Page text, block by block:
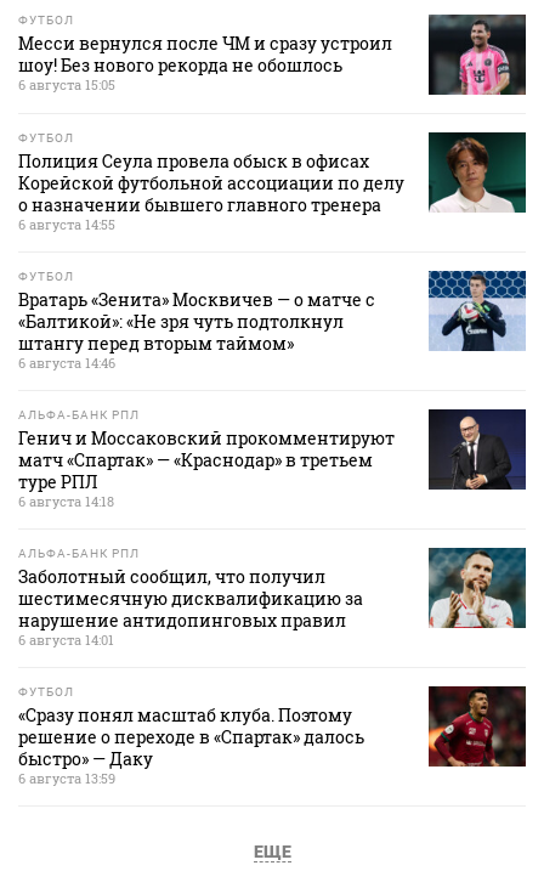
ФУТБОЛ
Месси вернулся после ЧМ и сразу устроил
шоу! Без нового рекорда не обошлось
6 августа 15:05
ФУТБОЛ
Полиция Сеула провела обыск в офисах
Корейской футбольной ассоциации по делу
о назначении бывшего главного тренера
6 августа 14:55
ФУТБОЛ
Вратарь «Зенита» Москвичев — о матче с
«Балтикой»: «Не зря чуть подтолкнул
штангу перед вторым таймом»
6 августа 14:46
АЛЬФА-БАНК РПЛ
Генич и Моссаковский прокомментируют
матч «Спартак» — «Краснодар» в третьем
туре РПЛ
6 августа 14:18
АЛЬФА-БАНК РПЛ
Заболотный сообщил, что получил
шестимесячную дисквалификацию за
нарушение антидопинговых правил
6 августа 14:01
ФУТБОЛ
«Сразу понял масштаб клуба. Поэтому
решение о переходе в «Спартак» далось
быстро» — Даку
6 августа 13:59
ЕЩЕ